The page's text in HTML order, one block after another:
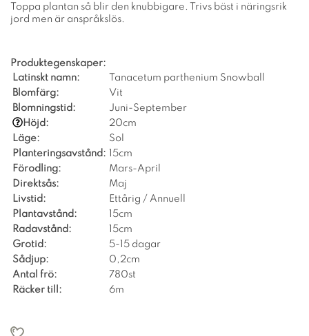
Toppa plantan så blir den knubbigare. Trivs bäst i näringsrik
jord men är anspråkslös.
Produktegenskaper:
Latinskt namn:
Tanacetum parthenium Snowball
Blomfärg:
Vit
Blomningstid:
Juni-September
Höjd:
20cm
Läge:
Sol
Planteringsavstånd: 15cm
Förodling:
Mars-April
Direktsås:
Maj
Livstid:
Ettårig / Annuell
Plantavstånd:
15cm
Radavstånd:
15cm
Grotid:
5-15 dagar
Sådjup:
0,2cm
Antal frö:
780st
Räcker till:
6m